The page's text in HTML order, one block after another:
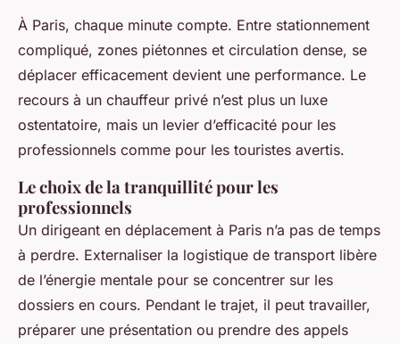
À Paris, chaque minute compte. Entre stationnement
compliqué, zones piétonnes et circulation dense, se
déplacer efficacement devient une performance. Le
recours à un chauffeur privé n’est plus un luxe
ostentatoire, mais un levier d’efficacité pour les
professionnels comme pour les touristes avertis.
Le choix de la tranquillité pour les
professionnels
Un dirigeant en déplacement à Paris n’a pas de temps
à perdre. Externaliser la logistique de transport libère
de l’énergie mentale pour se concentrer sur les
dossiers en cours. Pendant le trajet, il peut travailler,
préparer une présentation ou prendre des appels